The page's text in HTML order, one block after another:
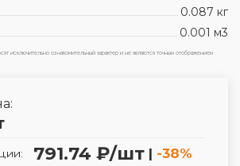
0.087 кг
0.001 м3
исключительно ознакомительный характер и не являются точным отображением
791.74 ₽/шт | -38%